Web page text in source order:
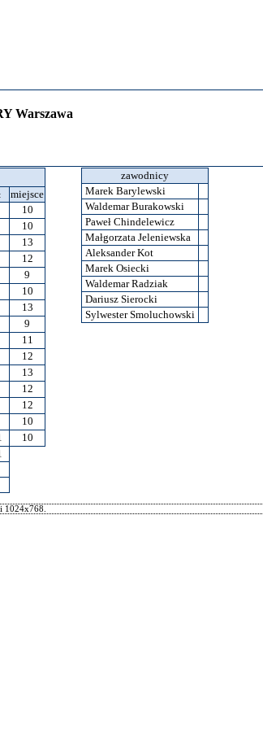
Warszawa
miejsce
10
10
13
12
9
10
13
9
11
12
13
12
12
10
10
zawodnicy
Marek Barylewski
Waldemar Burakowski
Paweł Chindelewicz
Małgorzata Jeleniewska
Aleksander Kot
Marek Osiecki
Waldemar Radziak
Dariusz Sierocki
Sylwester Smoluchowski
1024x768.